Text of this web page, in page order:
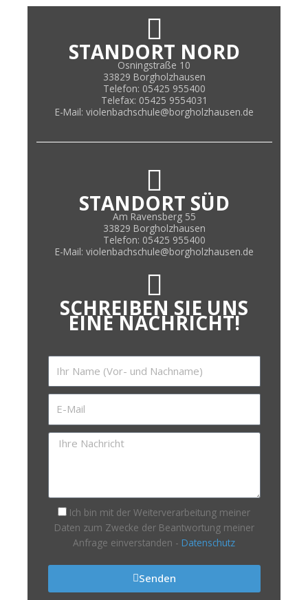
STANDORT NORD
Osningstraße 10
33829 Borgholzhausen
Telefon: 05425 955400
Telefax: 05425 9554031
E-Mail: violenbachschule@borgholzhausen.de
STANDORT SÜD
Am Ravensberg 55
33829 Borgholzhausen
Telefon: 05425 955400
E-Mail: violenbachschule@borgholzhausen.de
SCHREIBEN SIE UNS
EINE NACHRICHT!
Ich bin mit der Weiterverarbeitung meiner
Daten zum Zwecke der Beantwortung meiner
Anfrage einverstanden - Datenschutz
Senden